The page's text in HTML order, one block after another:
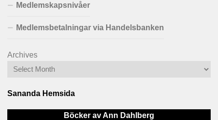
Medlemskapsnivåer
Medlemsbetalningar via Handelsbanken
Archives
Sananda Hemsida
Böcker av Ann Dahlberg